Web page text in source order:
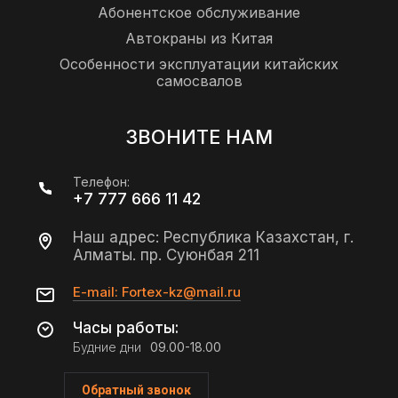
Абонентское обслуживание
Автокраны из Китая
Особенности эксплуатации китайских
самосвалов
ЗВОНИТЕ НАМ
Телефон:
+7 777 666 11 42
Наш адрес: Республика Казахстан, г.
Алматы. пр. Суюнбая 211
E-mail: Fortex-kz@mail.ru
Часы работы:
Будние дни 09.00-18.00
Обратный звонок